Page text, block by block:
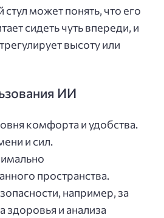
может понять, что его
сидеть чуть впереди, и
высоту или
ИИ
комфорта и удобства.
и сил.
пространства.
например, за
здоровья и анализа